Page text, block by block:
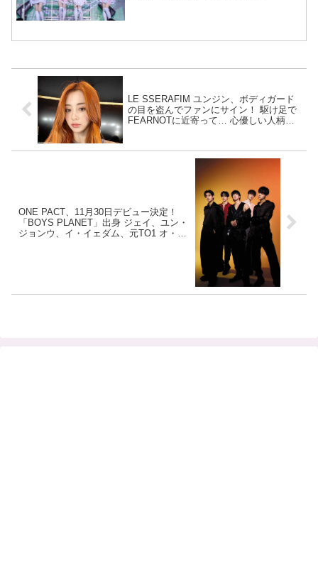
LE SSERAFIM ユンジン、ボディガード
の目を盗んでファンにサイン！ 駆け足で
FEARNOTに近寄って… 心優しい人柄が
ONE PACT、11月30日デビュー決定！
「BOYS PLANET」出身 ジェイ、ユン・
ジョンウ、イ・イェダム、元TO1 オ・ソ